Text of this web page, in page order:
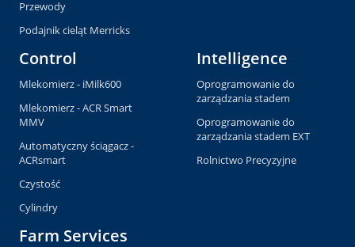
Przewody
Podajnik cieląt Merricks
Control
Mlekomierz - iMilk600
Mlekomierz - ACR Smart
MMV
Automatyczny ściągacz -
ACRsmart
Czystość
Cylindry
Intelligence
Oprogramowanie do
zarządzania stadem
Oprogramowanie do
zarządzania stadem EXT
Rolnictwo Precyzyjne
Farm Services